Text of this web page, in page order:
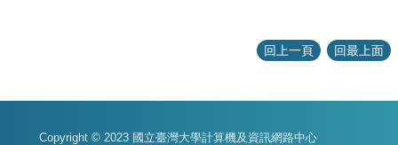
回上一頁 回最上面
Copyright © 2023 國立臺灣大學計算機及資訊網路中心